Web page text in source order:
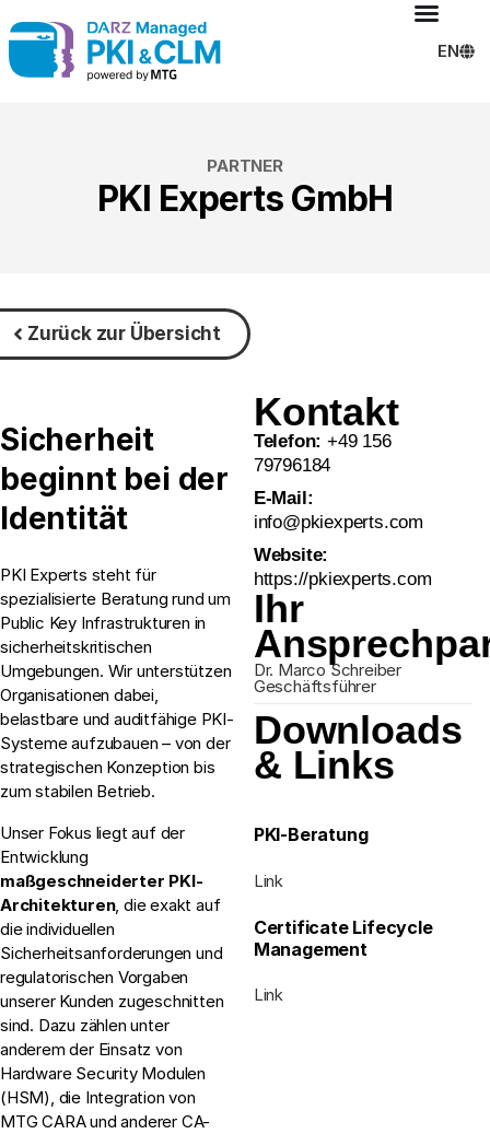
EN
PARTNER
PKI Experts GmbH
Zurück zur Übersicht
Sicherheit
beginnt bei der
Identität
PKI Experts steht für
spezialisierte Beratung rund um
Public Key Infrastrukturen in
sicherheitskritischen
Umgebungen. Wir unterstützen
Organisationen dabei,
belastbare und auditfähige PKI-
Systeme aufzubauen – von der
strategischen Konzeption bis
zum stabilen Betrieb.
Unser Fokus liegt auf der
Entwicklung
maßgeschneiderter PKI-
Architekturen, die exakt auf
die individuellen
Sicherheitsanforderungen und
regulatorischen Vorgaben
unserer Kunden zugeschnitten
sind. Dazu zählen unter
anderem der Einsatz von
Hardware Security Modulen
(HSM), die Integration von
MTG CARA und anderer CA-
Kontakt
Telefon: +49 156
79796184
E-Mail:
info@pkiexperts.com
Website:
https://pkiexperts.com
Ihr
Dr. Marco Schreiber
Geschäftsführer
Downloads
& Links
PKI-Beratung
Link
Certificate Lifecycle
Management
Link